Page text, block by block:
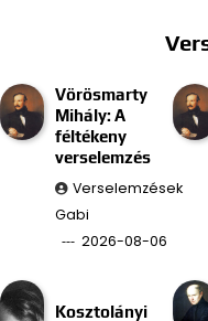
Vörösmarty
Mihály: A
féltékeny
verselemzés
Verselemzések
Gabi
2026-08-06
Kosztolányi